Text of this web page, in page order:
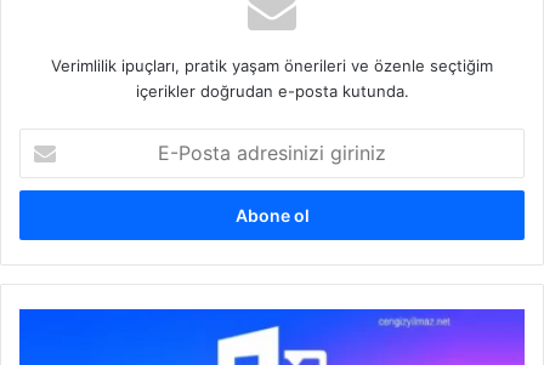
Verimlilik ipuçları, pratik yaşam önerileri ve özenle seçtiğim
içerikler doğrudan e-posta kutunda.
Posta
adresinizi